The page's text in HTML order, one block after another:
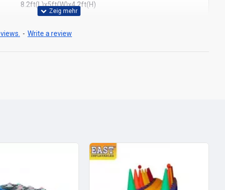
8.2ft(L)x5ft(W)x4.2ft(H)
- Write a review